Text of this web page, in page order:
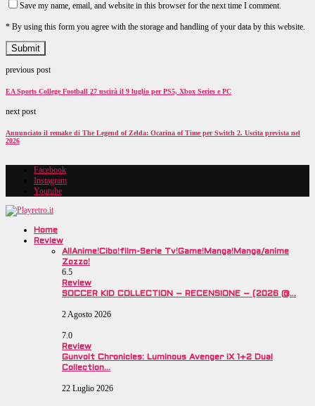
Save my name, email, and website in this browser for the next time I comment.
* By using this form you agree with the storage and handling of your data by this website.
previous post
EA Sports College Football 27 uscirà il 9 luglio per PS5, Xbox Series e PC
next post
Annunciato il remake di The Legend of Zelda: Ocarina of Time per Switch 2. Uscita prevista nel
2026
Facebook
Instagram
Youtube
Home
Review
All Anime!Cibo!film-Serie Tv!Game!Manga!Manga/anime
Zozzo!
6.5
Review
SOCCER KID COLLECTION – RECENSIONE – (2026 @…
2 Agosto 2026
7.0
Review
Gunvolt Chronicles: Luminous Avenger iX 1+2 Dual
Collection…
22 Luglio 2026